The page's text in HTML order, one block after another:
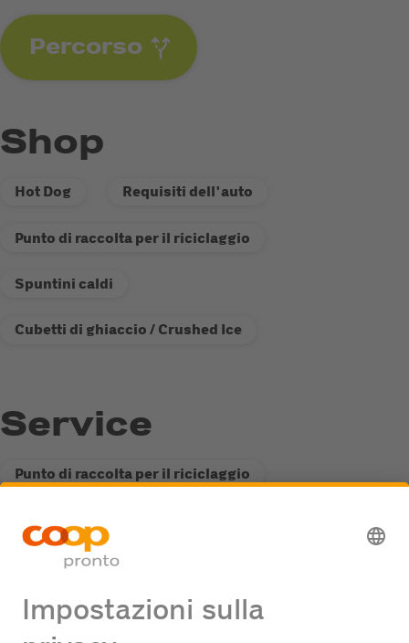
Percorso
Shop
Hot Dog Requisiti dell'auto
Punto di raccolta per il riciclaggio
Spuntini caldi
Cubetti di ghiaccio / Crushed Ice
Service
Punto di raccolta per il riciclaggio
Offerte di lavoro